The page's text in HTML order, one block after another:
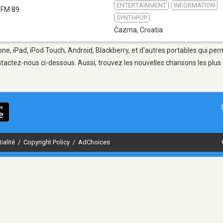
FM 89
ENTERTAINMENT
INFORMATION
SYNTHPOP
Čazma, Croatia
iPad, iPod Touch, Android, Blackberry, et d'autres portables qui
nous ci-dessous. Aussi, trouvez les nouvelles chansons les
/ Copyright Policy / AdChoices